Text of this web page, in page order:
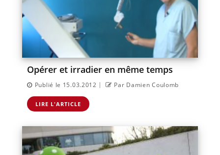
Opérer et irradier en même temps
Publié le 15.03.2012 | Par Damien Coulomb
LIRE L'ARTICLE